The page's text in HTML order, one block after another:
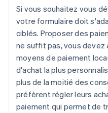
Si vous souhaitez vous
votre formulaire doit
ciblés. Proposer des
ne suffit pas, vous devez
moyens de paiement
d'achat la plus
plus de la moitié des
préfèrent régler leurs
paiement qui permet de